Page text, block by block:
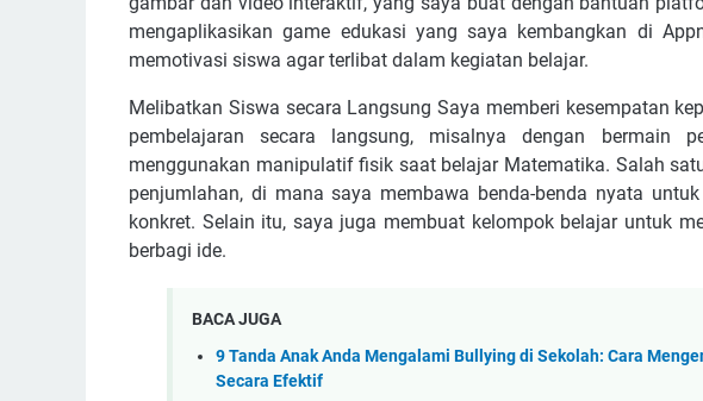
mengaplikasikan game edukasi yang saya kembangkan di
memotivasi siswa agar terlibat dalam kegiatan belajar.
Melibatkan Siswa secara Langsung Saya memberi kesempatan
pembelajaran secara langsung, misalnya dengan bermain
menggunakan manipulatif fisik saat belajar Matematika. Salah
penjumlahan, di mana saya membawa benda-benda nyata
konkret. Selain itu, saya juga membuat kelompok belajar untuk
berbagi ide.
BACA JUGA
9 Tanda Anak Anda Mengalami Bullying di Sekolah: Cara
Secara Efektif